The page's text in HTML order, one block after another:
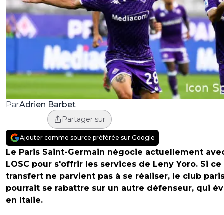
ParAdrien Barbet
Partager sur
Ajouter comme source préférée sur Google
Le Paris Saint-Germain négocie actuellement
LOSC pour s'offrir les services de Leny Yoro. Si ce
transfert ne parvient pas à se réaliser, le club
pourrait se rabattre sur un autre défenseur, qui
en Italie.